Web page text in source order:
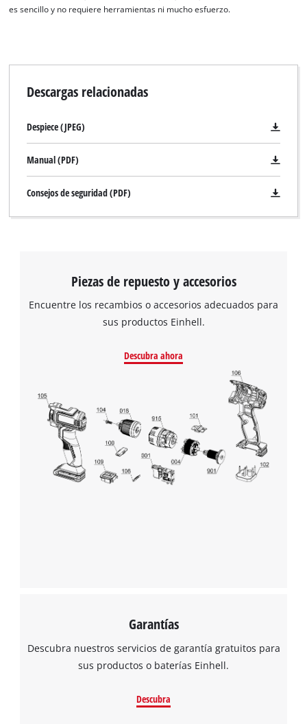
Management Platform
es sencillo y no requiere herramientas ni mucho esfuerzo.
Descargas relacionadas
Despiece (JPEG)
Manual (PDF)
Consejos de seguridad (PDF)
Piezas de repuesto y accesorios
Encuentre los recambios o accesorios adecuados para
sus productos Einhell.
Descubra ahora
Garantías
Descubra nuestros servicios de garantía gratuitos para
sus productos o baterías Einhell.
Descubra